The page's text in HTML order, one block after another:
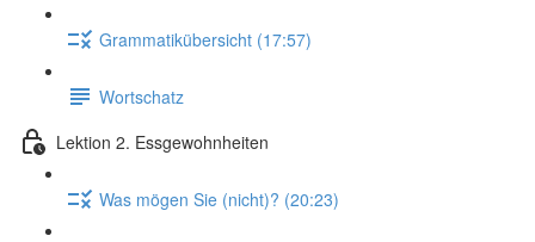
Grammatikübersicht (17:57)
Wortschatz
Lektion 2. Essgewohnheiten
Was mögen Sie (nicht)? (20:23)